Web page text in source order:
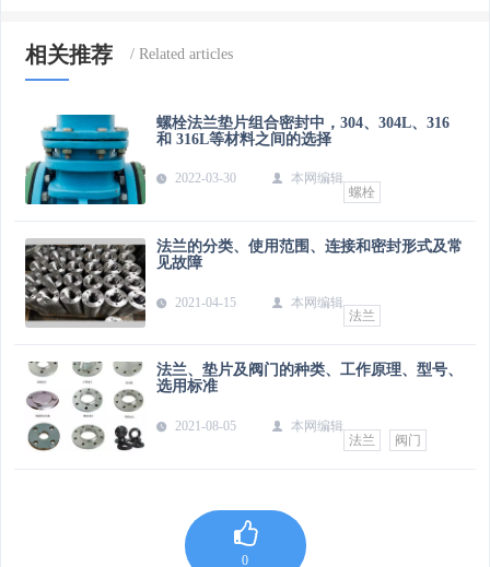
相关推荐
螺栓法兰垫片组合密封中，304、304L、316
和 316L等材料之间的选择
2022-03-30
本网编辑
螺栓
法兰的分类、使用范围、连接和密封形式及常
见故障
2021-04-15
本网编辑
法兰
法兰、垫片及阀门的种类、工作原理、型号、
选用标准
2021-08-05
本网编辑
法兰
阀门
0